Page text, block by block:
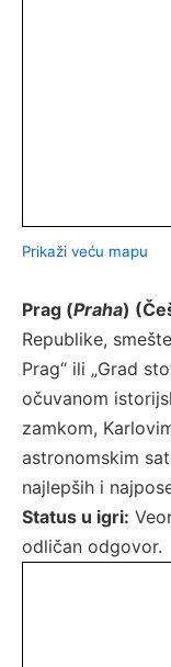
Prikaži veću mapu
Prag (Praha)
Republike,
Prag“ ili „Grad
očuvanom
zamkom,
astronomskim
najlepših i
Status u igri:
odličan odgovor.